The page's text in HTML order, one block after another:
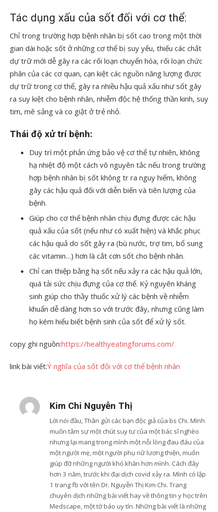
Tác dụng xấu của sốt đối với cơ thể:
Chỉ trong trường hợp bệnh nhân bị sốt cao trong một thời
gian dài hoặc sốt ở những cơ thể bị suy yếu, thiếu các chất
dự trữ mới dễ gây ra các rối loạn chuyển hóa, rối loạn chức
phân của các cơ quan, cạn kiệt các nguồn năng lượng được
dự trữ trong cơ thể, gây ra nhiều hậu quả xấu như sốt gây
ra suy kiệt cho bệnh nhân, nhiễm độc hệ thống thần kinh, suy
tim, mê sảng và co giật ở trẻ nhỏ.
Thái độ xử trí bệnh:
Duy trì một phản ứng bảo vệ cơ thể tự nhiên, không
hạ nhiệt độ một cách vô nguyên tắc nếu trong trường
hợp bệnh nhân bị sốt không tr ra nguy hiểm, không
gây các hậu quả đối với diễn biến và tiên lượng của
bệnh.
Giúp cho cơ thể bệnh nhân chịu đựng được các hậu
quả xấu của sốt (nếu như có xuất hiện) và khắc phục
các hậu quả do sốt gây ra (bù nước, trợ tim, bổ sung
các vitamin…) hơn là cắt cơn sốt cho bệnh nhân.
Chỉ can thiệp bằng hạ sốt nếu xảy ra các hậu quả lớn,
quá tải sức chịu đựng của cơ thể. Kỷ nguyên kháng
sinh giúp cho thầy thuốc xử lý các bệnh về nhiễm
khuẩn dễ dàng hơn so với trước đây, nhưng cũng làm
họ kém hiểu biết bệnh sinh của sốt để xử lý sốt.
copy ghi nguồn:https://healthyeatingforums.com/
link bài viết:Ý nghĩa của sốt đối với cơ thể bệnh nhân
Kim Chi Nguyễn Thị
Lời nói đầu, Thân gửi các bạn độc giả của bs Chi. Mình
muốn tâm sự một chút suy tư của một bác sĩ nghèo
nhưng lại mang trong mình một nỗi lòng đau đáu của
một người mẹ, một người phụ nữ lương thiện, muốn
giúp đỡ những người khó khăn hơn mình. Cách đây
hơn 3 năm, trước khi đại dịch covid xảy ra. Mình có lập
1 trang fb với tên Dr. Nguyễn Thị Kim Chi. Trang
chuyên dịch những bài viết hay về thông tin y học trên
Medscape, một tờ báo uy tín. Những bài viết là những